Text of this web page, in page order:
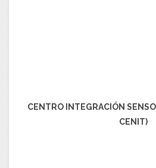
CENTRO INTEGRACIÓN
CENIT)